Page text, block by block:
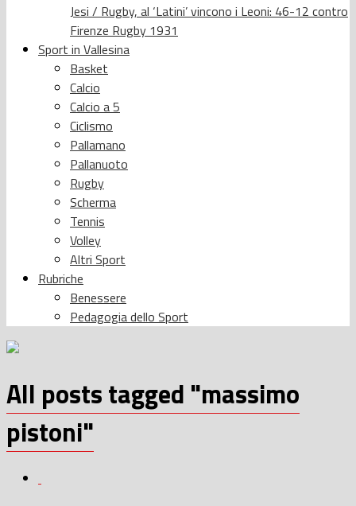
Jesi / Rugby, al ‘Latini’ vincono i Leoni: 46-12 contro
Firenze Rugby 1931
Sport in Vallesina
Basket
Calcio
Calcio a 5
Ciclismo
Pallamano
Pallanuoto
Rugby
Scherma
Tennis
Volley
Altri Sport
Rubriche
Benessere
Pedagogia dello Sport
All posts tagged "massimo
pistoni"